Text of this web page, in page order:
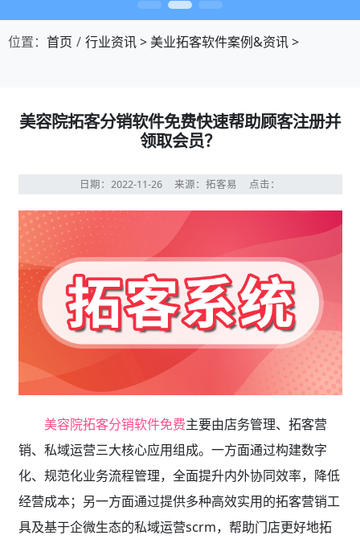
位置： 首页 行业资讯>美业拓客软件案例&资讯>
美容院拓客分销软件免费快速帮助顾客注册并
领取会员？
日期：2022-11-26 来源：拓客易 点击：
美容院拓客分销软件免费主要由店务管理、拓客营
销、私域运营三大核心应用组成。一方面通过构建数字
化、规范化业务流程管理，全面提升内外协同效率，降低
经营成本；另一方面通过提供多种高效实用的拓客营销工
具及基于企微生态的私域运营scrm，帮助门店更好地拓